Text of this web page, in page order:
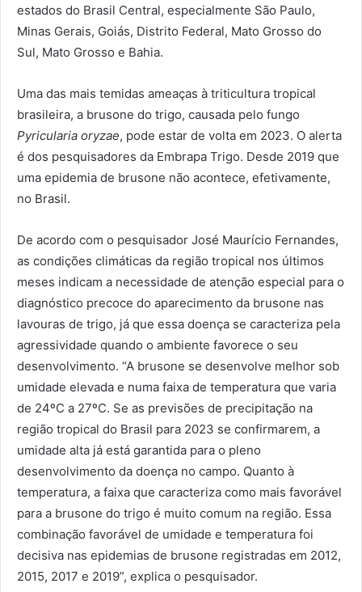
estados do Brasil Central, especialmente São Paulo,
Minas Gerais, Goiás, Distrito Federal, Mato Grosso do
Sul, Mato Grosso e Bahia.
Uma das mais temidas ameaças à triticultura tropical
brasileira, a brusone do trigo, causada pelo fungo
Pyricularia oryzae, pode estar de volta em 2023. O alerta
é dos pesquisadores da Embrapa Trigo. Desde 2019 que
uma epidemia de brusone não acontece, efetivamente,
no Brasil.
De acordo com o pesquisador José Maurício Fernandes,
as condições climáticas da região tropical nos últimos
meses indicam a necessidade de atenção especial para o
diagnóstico precoce do aparecimento da brusone nas
lavouras de trigo, já que essa doença se caracteriza pela
agressividade quando o ambiente favorece o seu
desenvolvimento. “A brusone se desenvolve melhor sob
umidade elevada e numa faixa de temperatura que varia
de 24ºC a 27ºC. Se as previsões de precipitação na
região tropical do Brasil para 2023 se confirmarem, a
umidade alta já está garantida para o pleno
desenvolvimento da doença no campo. Quanto à
temperatura, a faixa que caracteriza como mais favorável
para a brusone do trigo é muito comum na região. Essa
combinação favorável de umidade e temperatura foi
decisiva nas epidemias de brusone registradas em 2012,
2015, 2017 e 2019”, explica o pesquisador.